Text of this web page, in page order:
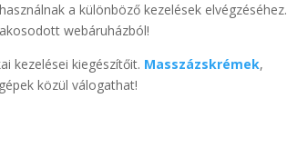
a különböző kezelések elvégzéséhez.
webáruházból!
kezelései kiegészítőit. Masszázskrémek,
közül válogathat!